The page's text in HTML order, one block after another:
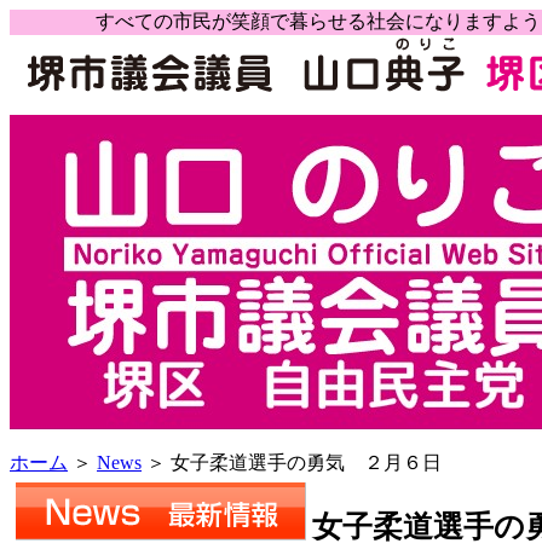
すべての市民が笑顔で暮らせる社会になります
ホーム ＞ News ＞ 女子柔道選手の勇気 ２月６日
女子柔道選手